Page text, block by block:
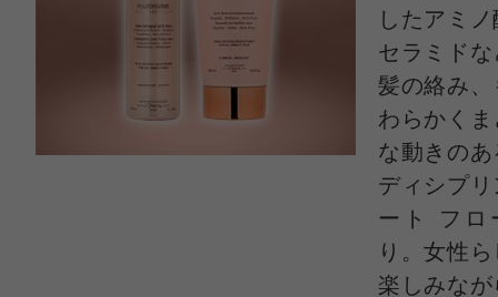
すべての5件のクチコミを見る
したアミ
セラミド
髪の絡み
わらかく
な動きの
ディシプ
ート フロ
り。女性
楽しみな